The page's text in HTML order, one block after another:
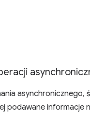
asynchronicznego,
podawane informacje